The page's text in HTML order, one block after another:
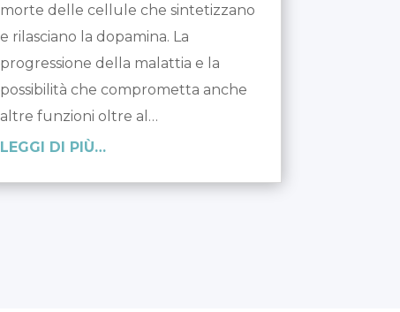
morte delle cellule che sintetizzano
e rilasciano la dopamina. La
progressione della malattia e la
possibilità che comprometta anche
altre funzioni oltre al…
LEGGI DI PIÙ…